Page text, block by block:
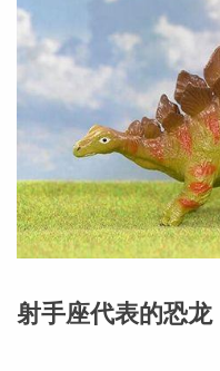
射手座代表的恐龙